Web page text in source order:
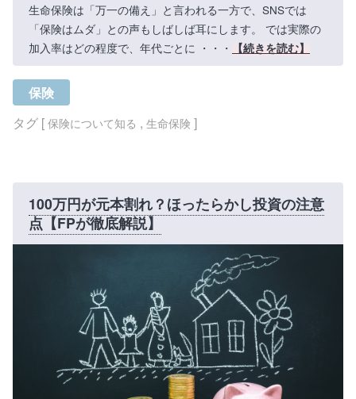
生命保険は「万一の備え」と言われる一方で、SNSでは
「保険はムダ」との声もしばしば耳にします。 では実際の
加入率はどの程度で、年代ごとに ・・・
【続きを読む】
保険
タグ [ 保険について知る , 生命保険 ]
100万円が元本割れ？ほったらかし投資の注意
点【FPが徹底解説】